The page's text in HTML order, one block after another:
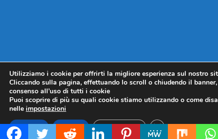
Utilizziamo i cookie per offrirti la migliore esperienza sul nostro
Cliccando sulla pagina, effettuando lo scroll o chiudendo il
consenso all’uso di tutti i cookie
Puoi scoprire di più su quali cookie stiamo utilizzando o come
nelle impostazioni
Accetta Rifiuta Impostazioni CLOSE GDPR